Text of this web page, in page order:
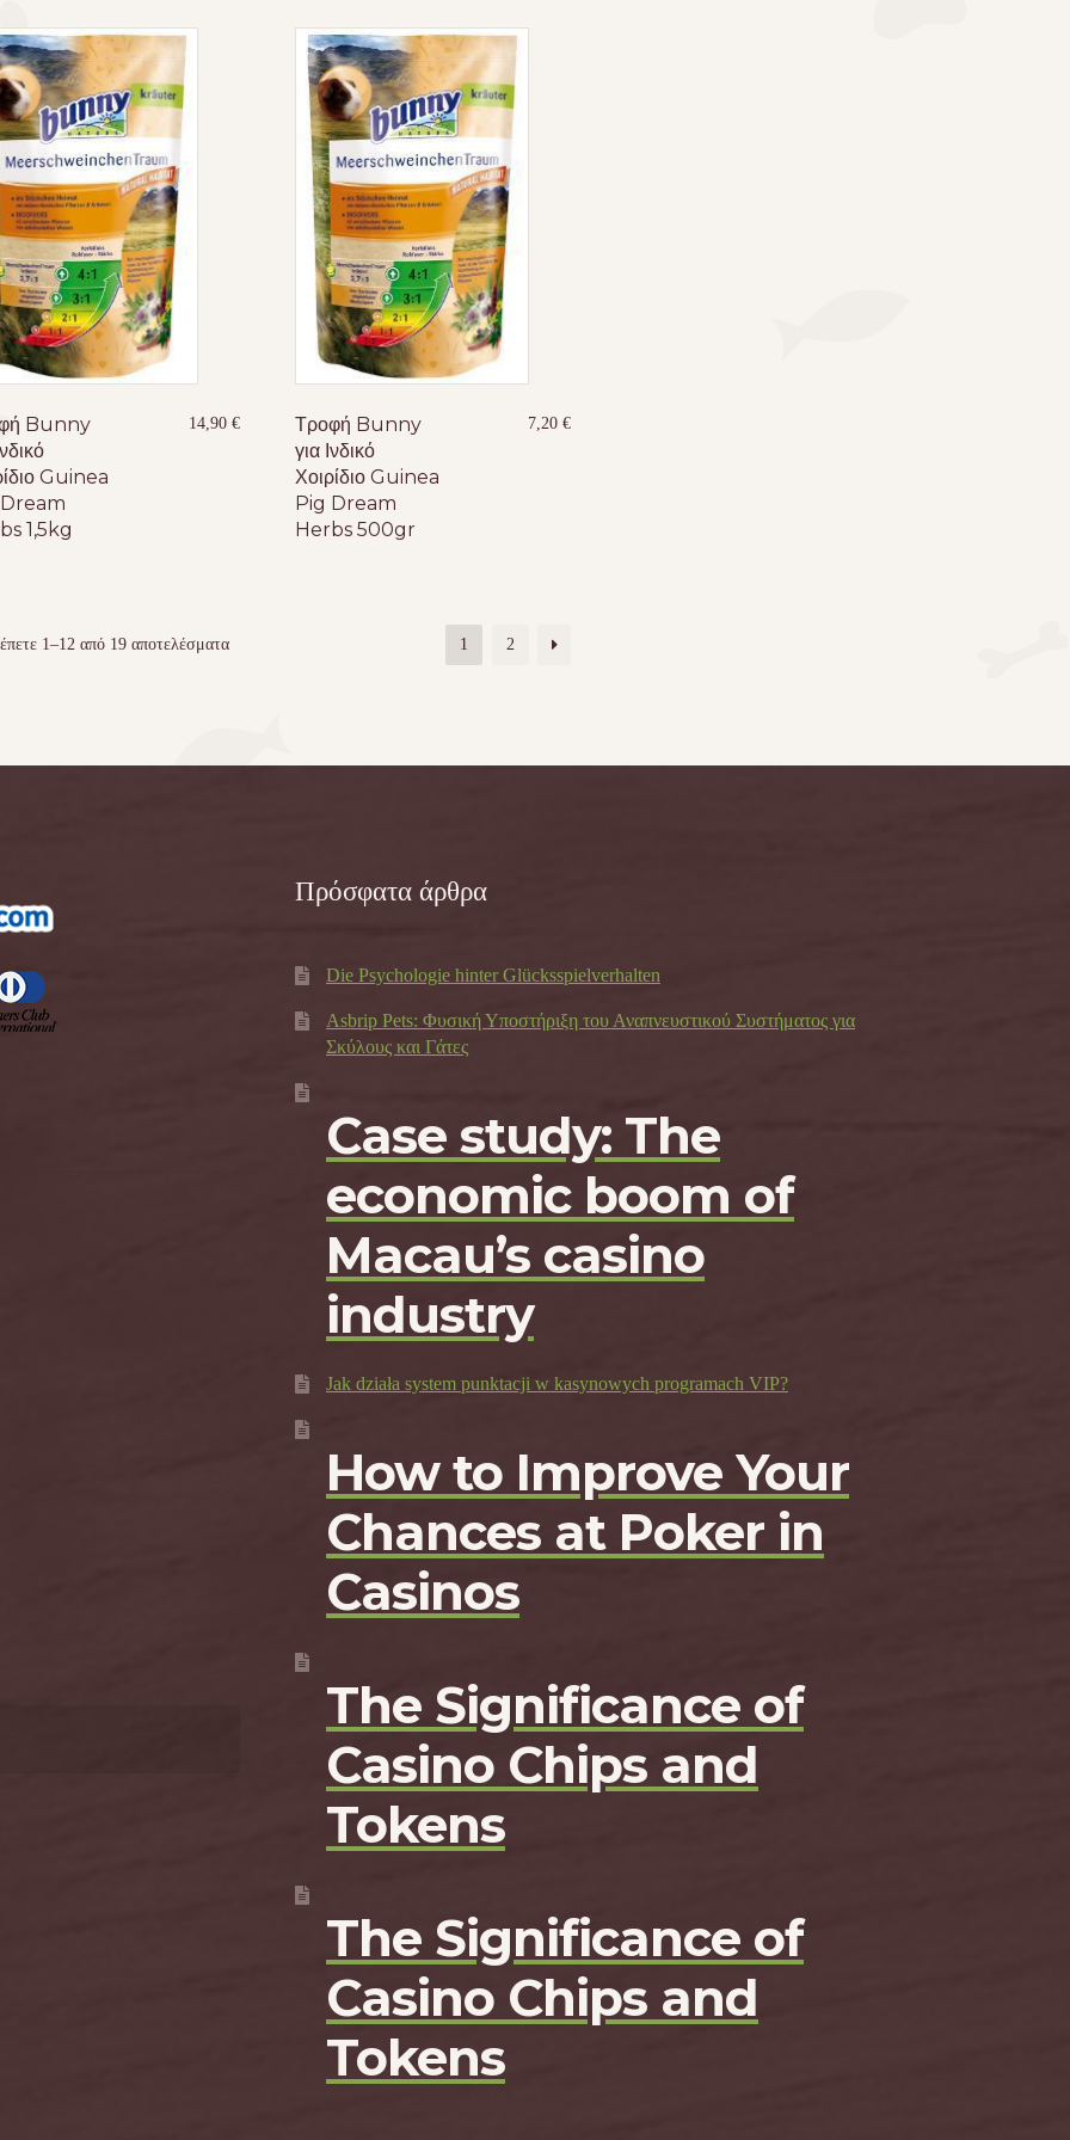
Bunny
Guinea
1,5kg
14,90 €
Τροφή Bunny
για Ινδικό
Χοιρίδιο Guinea
Pig Dream
Herbs 500gr
7,20€
1–12 από 19 αποτελέσματα 1 2
Πρόσφατα άρθρα
Die Psychologie hinter Glücksspielverhalten
Asbrip Pets: Φυσική Υποστήριξη του Αναπνευστικού Συστήματος για
Σκύλους και Γάτες
Case study: The
economic boom of
Macau’s casino
industry
Jak działa system punktacji w kasynowych programach VIP?
How to Improve Your
Chances at Poker in
Casinos
The Significance of
Casino Chips and
Tokens
The Significance of
Casino Chips and
Tokens